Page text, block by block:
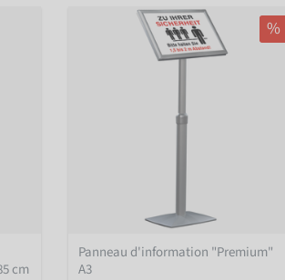
cm
%
Panneau d'information "Premium"
A3